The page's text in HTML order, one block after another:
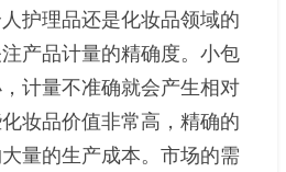
护理品还是化妆品领域的
产品计量的精确度。小包
计量不准确就会产生相对
妆品价值非常高，精确的
量的生产成本。市场的需